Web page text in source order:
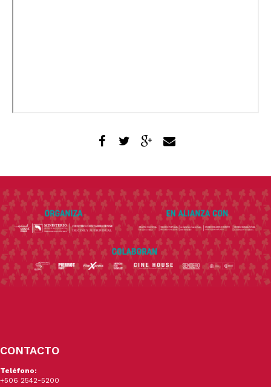
CONTACTO
Teléfono:
+506 2542-5200